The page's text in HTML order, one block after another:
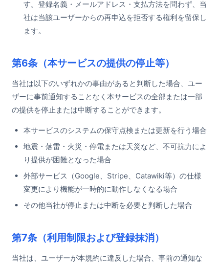
す。登録名義・メールアドレス・支払方法を問わず、当
社は当該ユーザーからの再申込を拒否する権利を留保し
ます。
第6条（本サービスの提供の停止等）
当社は以下のいずれかの事由があると判断した場合、ユー
ザーに事前通知することなく本サービスの全部または一部
の提供を停止または中断することができます。
本サービスのシステムの保守点検または更新を行う場合
地震・落雷・火災・停電または天災など、不可抗力によ
り提供が困難となった場合
外部サービス（Google、Stripe、Catawiki等）の仕様
変更により機能が一時的に動作しなくなる場合
その他当社が停止または中断を必要と判断した場合
第7条（利用制限および登録抹消）
当社は、ユーザーが本規約に違反した場合、事前の通知な